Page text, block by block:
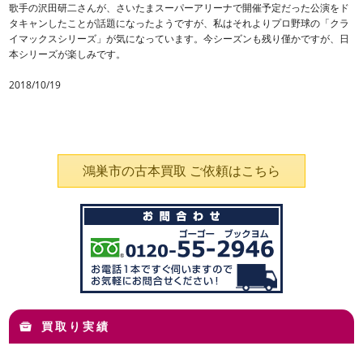
歌手の沢田研二さんが、さいたまスーパーアリーナで開催予定だった公演をド
タキャンしたことが話題になったようですが、私はそれよりプロ野球の「クラ
イマックスシリーズ」が気になっています。今シーズンも残り僅かですが、日
本シリーズが楽しみです。
2018/10/19
鴻巣市の古本買取 ご依頼はこちら
買取り実績